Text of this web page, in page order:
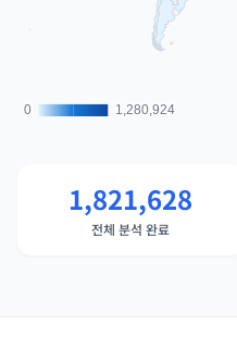
0
0 1,280,924
1,280,924
1,821,628
전체 분석 완료